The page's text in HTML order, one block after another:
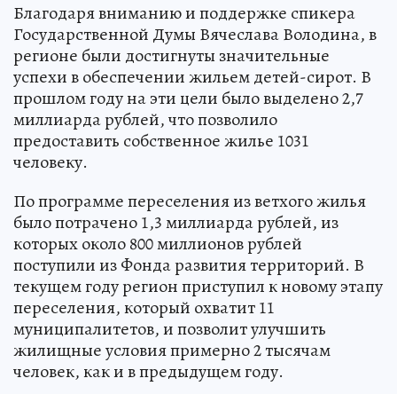
Благодаря вниманию и поддержке спикера
Государственной Думы Вячеслава Володина, в
регионе были достигнуты значительные
успехи в обеспечении жильем детей-сирот. В
прошлом году на эти цели было выделено 2,7
миллиарда рублей, что позволило
предоставить собственное жилье 1031
человеку.
По программе переселения из ветхого жилья
было потрачено 1,3 миллиарда рублей, из
которых около 800 миллионов рублей
поступили из Фонда развития территорий. В
текущем году регион приступил к новому этапу
переселения, который охватит 11
муниципалитетов, и позволит улучшить
жилищные условия примерно 2 тысячам
человек, как и в предыдущем году.